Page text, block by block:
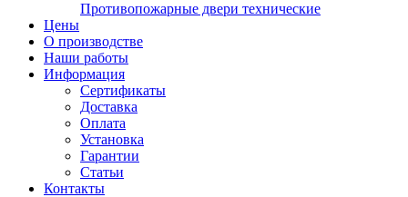
Противопожарные двери технические
Цены
О производстве
Наши работы
Информация
Сертификаты
Доставка
Оплата
Установка
Гарантии
Статьи
Контакты